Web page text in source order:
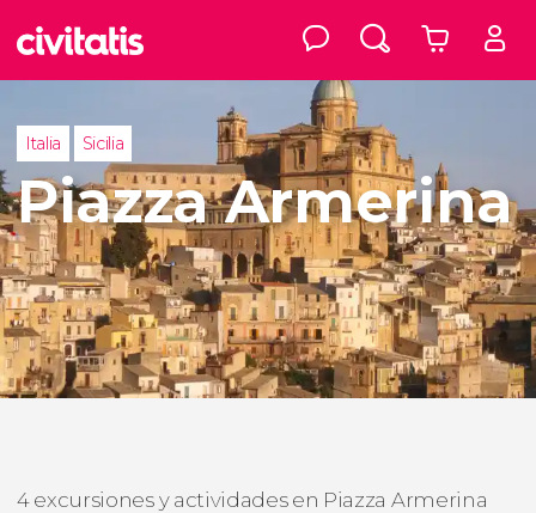
Italia Sicilia
Piazza Armerina
4 excursiones y actividades en Piazza Armerina